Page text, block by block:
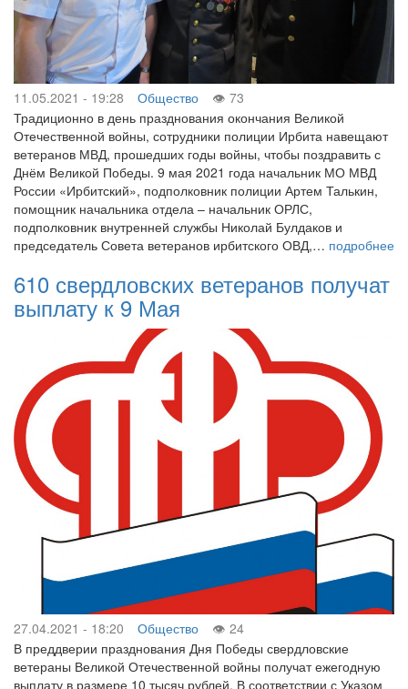
11.05.2021 - 19:28 Общество
73
Традиционно в день празднования окончания Великой
Отечественной войны, сотрудники полиции Ирбита навещают
ветеранов МВД, прошедших годы войны, чтобы поздравить с
Днём Великой Победы. 9 мая 2021 года начальник МО МВД
России «Ирбитский», подполковник полиции Артем Талькин,
помощник начальника отдела – начальник ОРЛС,
подполковник внутренней службы Николай Булдаков и
председатель Совета ветеранов ирбитского ОВД,… подробнее
610 свердловских ветеранов получат
выплату к 9 Мая
27.04.2021 - 18:20 Общество
24
В преддверии празднования Дня Победы свердловские
ветераны Великой Отечественной войны получат ежегодную
выплату в размере 10 тысяч рублей. В соответствии с Указом